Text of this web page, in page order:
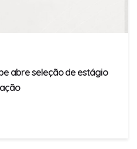
abre seleção de estágio